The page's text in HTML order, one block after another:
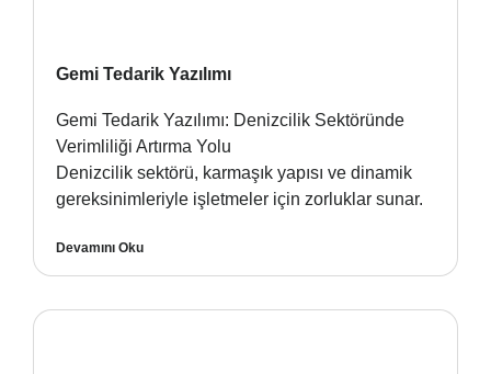
Gemi Tedarik Yazılımı
Gemi Tedarik Yazılımı: Denizcilik Sektöründe
Verimliliği Artırma Yolu
Denizcilik sektörü, karmaşık yapısı ve dinamik
gereksinimleriyle işletmeler için zorluklar sunar.
Devamını Oku